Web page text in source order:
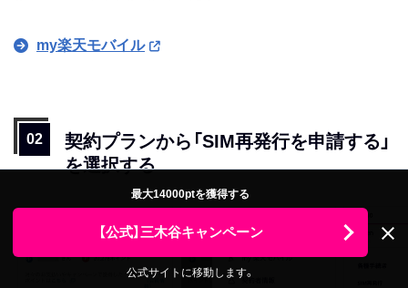
my楽天モバイル
契約プランから「SIM再発行を申請する」
を選択する
最大14000ptを獲得する
【公式】三木谷キャンペーン
公式サイトに移動します。